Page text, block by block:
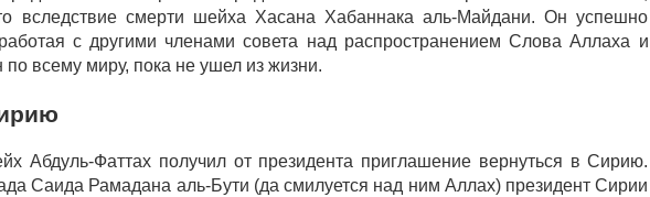
вследствие смерти шейха Хасана Хабаннака аль-Майдани. Он успешно
с другими членами совета над распространением Слова Аллаха и
всему миру, пока не ушел из жизни.
Абдуль-Фаттах получил от президента приглашение вернуться в Сирию.
Саида Рамадана аль-Бути (да смилуется над ним Аллах) президент Сирии